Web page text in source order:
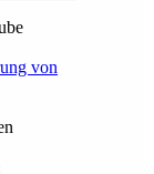
von